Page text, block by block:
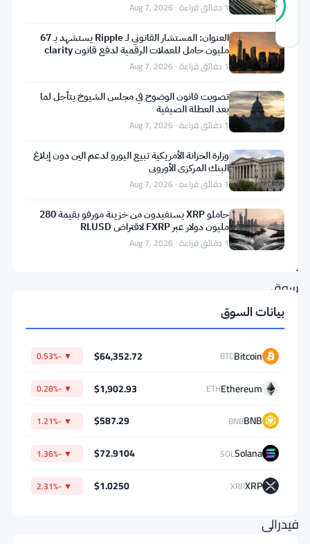
%
حقيقي
الذي
حدث
عادت
كالشي
المحكمة.
قدمت
منصة
سوق
التوقعات
استئنافًا
الاستئناف
الثانية
رفض
فيدرالي
1 دقائق قراءة · Aug 7, 2026
العنوان: المستشار القانوني لـ Ripple يستشهد بـ 67
مليون حامل للعملات الرقمية لدفع قانون clarity
1 دقائق قراءة · Aug 7, 2026
تصويت قانون الوضوح في مجلس الشيوخ يتأجل لما
بعد العطلة الصيفية
1 دقائق قراءة · Aug 7, 2026
وزارة الخزانة الأمريكية تبيع اليورو لدعم الين دون إبلاغ
البنك المركزي الأوروبي
1 دقائق قراءة · Aug 7, 2026
حاملو XRP يستفيدون من خزينة مورفو بقيمة 280
مليون دولار عبر FXRP لاقتراض RLUSD
1 دقائق قراءة · Aug 7, 2026
بيانات السوق
Bitcoin
BTC
$64,352.72
▼ -0.53%
Ethereum
ETH
$1,902.93
▼ -0.28%
BNB
BNB
$587.29
▼ -1.21%
Solana
SOL
$72.9104
▼ -1.36%
XRP
XRP
$1.0250
▼ -2.31%